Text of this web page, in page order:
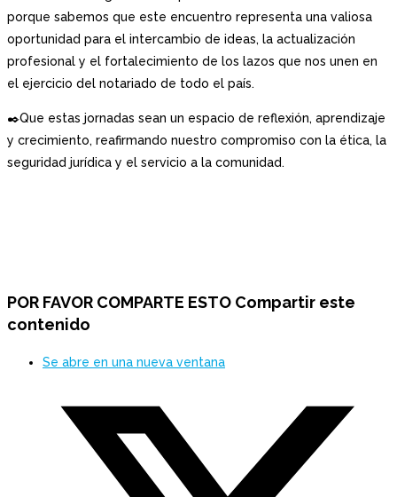
porque sabemos que este encuentro representa una valiosa
oportunidad para el intercambio de ideas, la actualización
profesional y el fortalecimiento de los lazos que nos unen en
el ejercicio del notariado de todo el país.
✒️Que estas jornadas sean un espacio de reflexión, aprendizaje
y crecimiento, reafirmando nuestro compromiso con la ética, la
seguridad jurídica y el servicio a la comunidad.
POR FAVOR COMPARTE ESTO Compartir este
contenido
Se abre en una nueva ventana